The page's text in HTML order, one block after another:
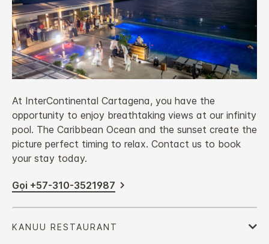
At InterContinental Cartagena, you have the
opportunity to enjoy breathtaking views at our infinity
pool. The Caribbean Ocean and the sunset create the
picture perfect timing to relax. Contact us to book
your stay today.
Gọi +57-310-3521987